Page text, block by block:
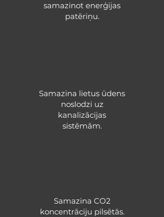
samazinot enerģijas
patēriņu.
Samazina lietus ūdens
noslodzi uz
kanalizācijas
sistēmām.
Samazina CO2
koncentrāciju pilsētās.